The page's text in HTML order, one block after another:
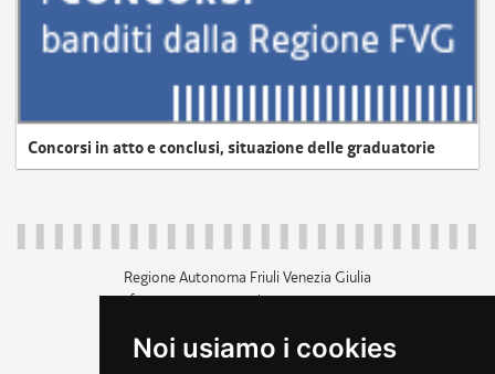
Noi usiamo i cookies
Concorsi in atto e conclusi, situazione delle graduatorie
Regione Autonoma Friuli Venezia Giulia
c.f. 80014930327; p.iva 00526040324
+39 040 3771111